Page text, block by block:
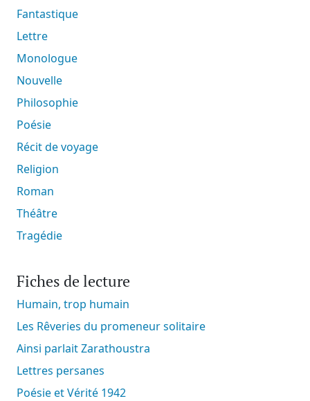
Fantastique
Lettre
Monologue
Nouvelle
Philosophie
Poésie
Récit de voyage
Religion
Roman
Théâtre
Tragédie
Fiches de lecture
Humain, trop humain
Les Rêveries du promeneur solitaire
Ainsi parlait Zarathoustra
Lettres persanes
Poésie et Vérité 1942